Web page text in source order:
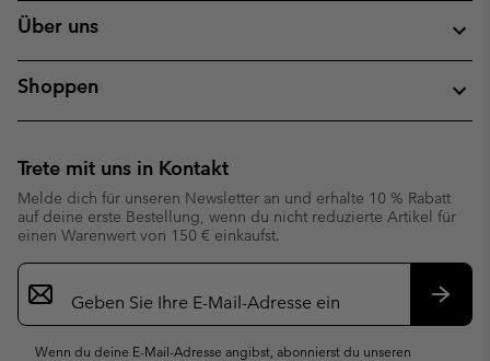
Über uns
Shoppen
Trete mit uns in Kontakt
Melde dich für unseren Newsletter an und erhalte 10 % Rabatt
auf deine erste Bestellung, wenn du nicht reduzierte Artikel für
einen Warenwert von 150 € einkaufst.
Newsletter-
Anmeldung
Wenn du deine E-Mail-Adresse angibst, abonnierst du unseren